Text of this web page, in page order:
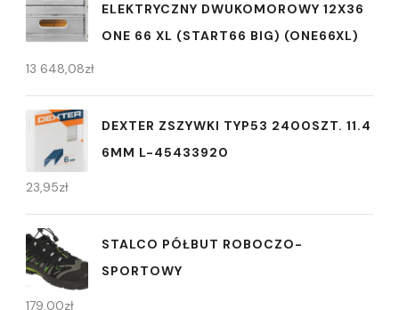
ELEKTRYCZNY DWUKOMOROWY 12X36
ONE 66 XL (START66 BIG) (ONE66XL)
13 648,08zł
DEXTER ZSZYWKI TYP53 2400SZT. 11.4
6MM L-45433920
23,95zł
STALCO PÓŁBUT ROBOCZO-
SPORTOWY
179,00zł